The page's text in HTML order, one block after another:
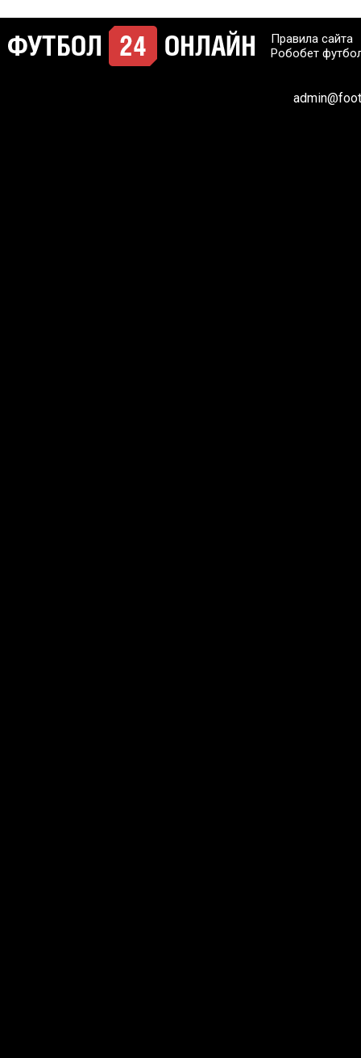
Правила сайта
Робобет